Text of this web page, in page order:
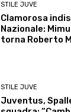
STILE JUVE
Clamorosa
Nazionale:
torna Roberto
STILE JUVE
Juventus,